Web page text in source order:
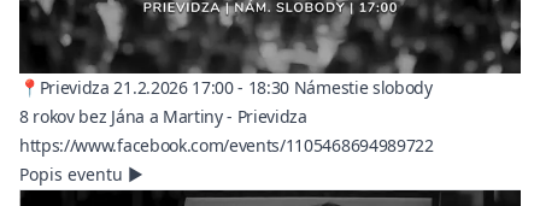
📍Prievidza 21.2.2026 17:00 - 18:30 Námestie slobody
8 rokov bez Jána a Martiny - Prievidza
https://www.facebook.com/events/1105468694989722(opens in a
Popis eventu ▶